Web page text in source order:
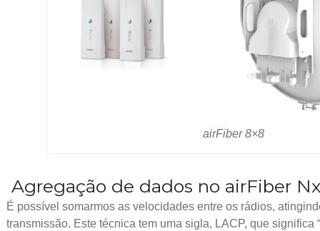
airFiber 8×8
Agregação de dados no airFiber
É possível somarmos as velocidades entre os rádios,
transmissão. Este técnica tem uma sigla, LACP, que significa